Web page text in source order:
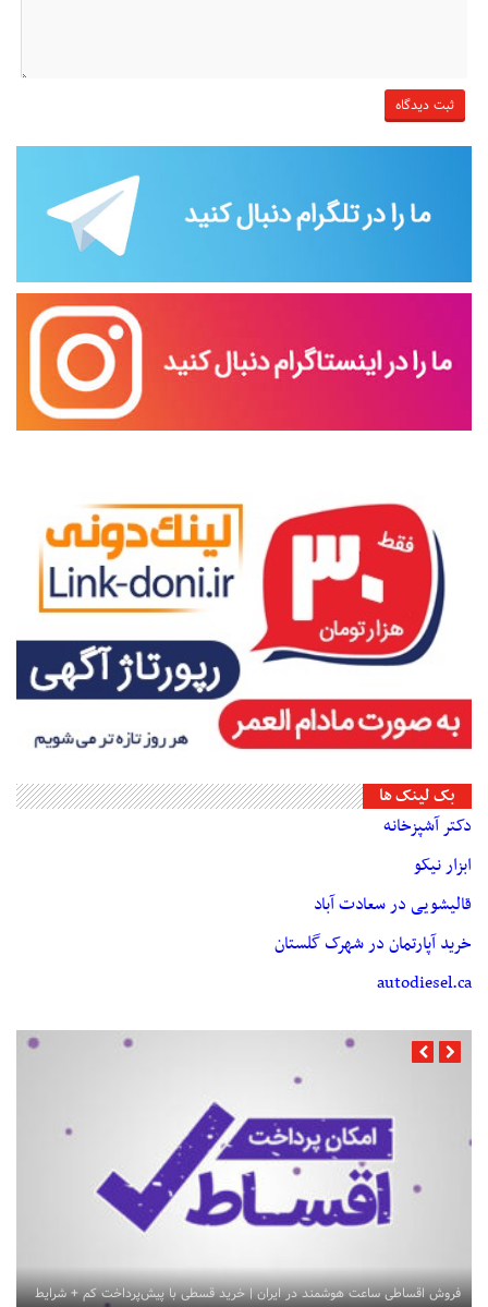
بک لینک ها
دکتر آشپزخانه
ابزار نیکو
قالیشویی در سعادت آباد
خرید آپارتمان در شهرک گلستان
autodiesel.ca
فروش اقساطی ساعت هوشمند در ایران | خرید قسطی با پیش‌پرداخت کم + شرایط